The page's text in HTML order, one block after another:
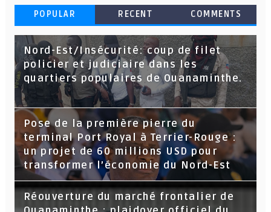
POPULAR RECENT COMMENTS
Nord-Est/Insécurité: coup de filet
policier et judiciaire dans les
quartiers populaires de Ouanaminthe.
Pose de la première pierre du
terminal Port Royal à Terrier-Rouge :
un projet de 60 millions USD pour
transformer l’économie du Nord-Est
Réouverture du marché frontalier de